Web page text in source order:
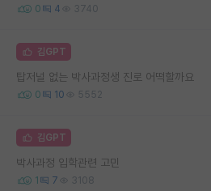
0 4 3740
김GPT
탑저널 없는 박사과정생 진로 어떡할까요
0 10 5552
김GPT
박사과정 입학관련 고민
1 7 3108